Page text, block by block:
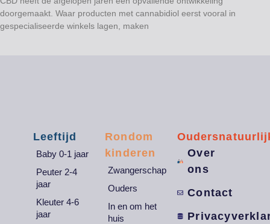
doorgemaakt. Waar producten met cannabidiol eerst vooral in
gespecialiseerde winkels lagen, maken
Leeftijd
Baby 0-1 jaar
Peuter 2-4
jaar
Kleuter 4-6
jaar
Rondom
kinderen
Zwangerschap
Ouders
In en om het
huis
Over
ons
Contact